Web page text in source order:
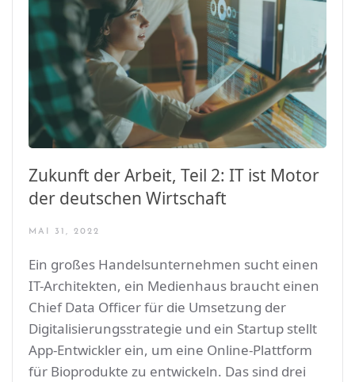
Zukunft der Arbeit, Teil 2: IT ist Motor
der deutschen Wirtschaft
MAI 31, 2022
Ein großes Handelsunternehmen sucht einen
IT-Architekten, ein Medienhaus braucht einen
Chief Data Officer für die Umsetzung der
Digitalisierungsstrategie und ein Startup stellt
App-Entwickler ein, um eine Online-Plattform
für Bioprodukte zu entwickeln. Das sind drei